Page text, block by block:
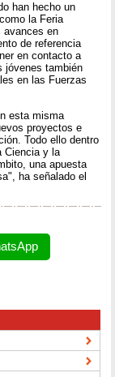
han hecho un
la Feria
avances en
de referencia
en contacto a
jóvenes también
en las Fuerzas
esta misma
proyectos e
Todo ello dentro
Ciencia y la
una apuesta
ha señalado el